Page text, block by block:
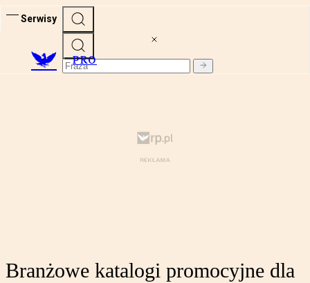
Serwisy
PRO
Branżowe katalogi promocyjne dla